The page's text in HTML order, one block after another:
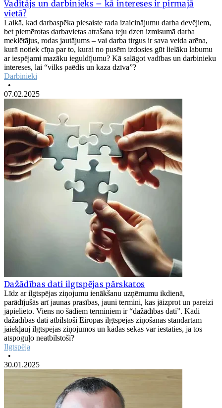
Vadītājs un darbinieks – kā intereses ir pirmajā
vietā?
Laikā, kad darbaspēka piesaiste rada izaicinājumu darba devējiem,
bet piemērotas darbavietas atrašana teju dzen izmisumā darba
meklētājus, rodas jautājums – vai darba tirgus ir sava veida arēna,
kurā notiek cīņa par to, kurai no pusēm izdosies gūt lielāku labumu
ar iespējami mazāku ieguldījumu? Kā salāgot vadības un darbinieku
intereses, lai “vilks paēdis un kaza dzīva”?
Darbinieki
•
07.02.2025
Dažādības dati ilgtspējas pārskatos
Līdz ar ilgtspējas ziņojumu ienākšanu uzņēmumu ikdienā,
parādījušās arī jaunas prasības, jauni termini, kas jāizprot un pareizi
jāpielieto. Viens no šādiem terminiem ir “dažādības dati”. Kādi
dažādības dati atbilstoši Eiropas ilgtspējas ziņošanas standartam
jāiekļauj ilgtspējas ziņojumos un kādas sekas var iestāties, ja tos
atspoguļo neatbilstoši?
Ilgtspēja
•
30.01.2025